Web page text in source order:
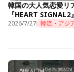
韓国の大人気恋愛リ
『HEART SIGNAL2
2026/7/27 韓流・アジ